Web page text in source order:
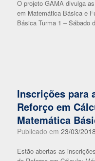
O projeto GAMA divulga
em Matemática Básica e
Básica Turma 1 – Sábado
Inscrições para
Reforço em
Matemática
Publicado em 23/03/2018
Estão abertas as